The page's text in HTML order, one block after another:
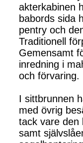
akterkabinen
babords sida
pentry och
Traditionell
Gemensamt
inredning i
och förvaring.
I sittbrunnen
med övrig
tack vare den
samt